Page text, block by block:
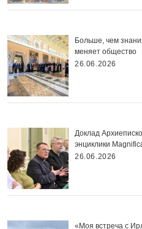
Больше, чем
меняет общество
26.06.2026
Доклад
энциклики
26.06.2026
«Моя встреча с